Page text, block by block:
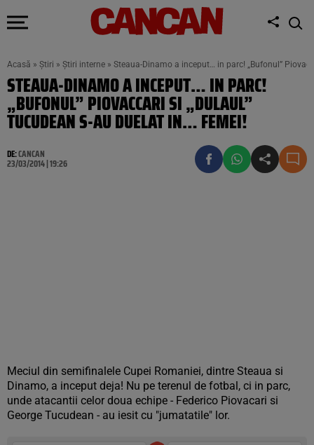
Acasă » Știri » Știri interne » Steaua-Dinamo a inceput… in parc! „Bufonul”
STEAUA-DINAMO A INCEPUT… IN PARC!
„BUFONUL” PIOVACCARI SI „DULAUL”
TUCUDEAN S-AU DUELAT IN… FEMEI!
DE:CANCAN
23/03/2014 | 19:26
Meciul din semifinalele Cupei Romaniei, dintre Steaua si
Dinamo, a inceput deja! Nu pe terenul de fotbal, ci in parc,
unde atacantii celor doua echipe - Federico Piovacari si
George Tucudean - au iesit cu "jumatatile" lor.